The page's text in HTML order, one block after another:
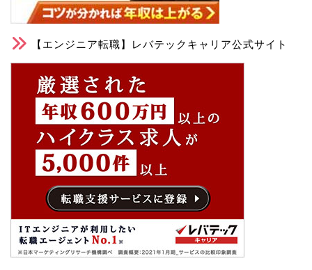
【エンジニア転職】レバテックキャリア公式サイト